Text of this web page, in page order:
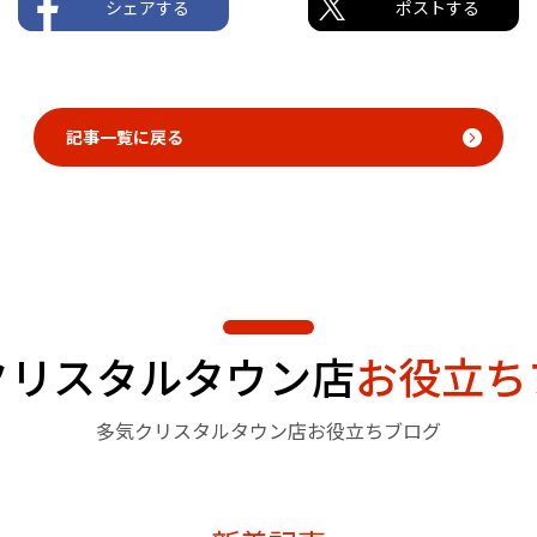
シェアする ポストする
記事一覧に戻る
スタルタウン店お役立
多気クリスタルタウン店お役立ちブログ